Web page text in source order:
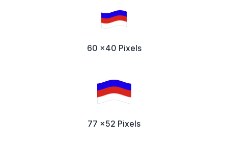
60 x40 Pixels
77 x52 Pixels